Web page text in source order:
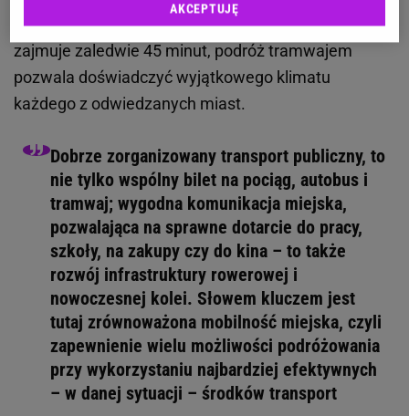
godziny. Choć samochodem przejazd tej trasy
zajmuje zaledwie 45 minut, podróż tramwajem
pozwala doświadczyć wyjątkowego klimatu
każdego z odwiedzanych miast.
Dobrze zorganizowany transport publiczny, to
nie tylko wspólny bilet na pociąg, autobus i
tramwaj; wygodna komunikacja miejska,
pozwalająca na sprawne dotarcie do pracy,
szkoły, na zakupy czy do kina – to także
rozwój infrastruktury rowerowej i
nowoczesnej kolei. Słowem kluczem jest
tutaj zrównoważona mobilność miejska, czyli
zapewnienie wielu możliwości podróżowania
przy wykorzystaniu najbardziej efektywnych
– w danej sytuacji – środków transport
AKCEPTUJĘ